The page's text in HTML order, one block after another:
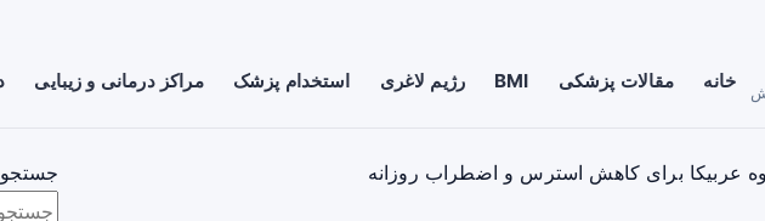
خانه مقالات پزشکی BMI رژیم لاغری استخدام پزشک مراکز درمانی و زیبایی
عربیکا برای کاهش استرس و اضطراب روزانه
جستجو